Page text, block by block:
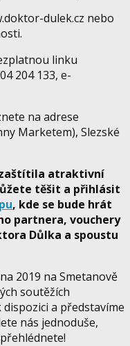
dulek.cz nebo
linku
204 133, e-
na adrese
Marketem), Slezské
zaštítila atraktivní
těšit a přihlásit
, kde se bude hrát
partnera, vouchery
Důlka a spoustu
2019 na Smetanově
soutěžích
a představíme
nás jednoduše,